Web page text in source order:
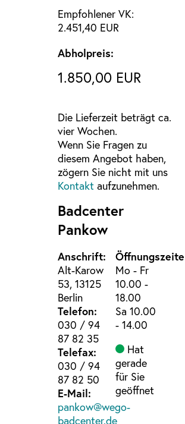
Empfohlener VK:
2.451,40 EUR
Abholpreis:
1.850,00 EUR
Die Lieferzeit beträgt ca.
vier Wochen.
Wenn Sie Fragen zu
diesem Angebot haben,
zögern Sie nicht mit uns
Kontakt aufzunehmen.
Badcenter
Pankow
Anschrift:
Alt-Karow
53, 13125
Berlin
Telefon:
030 / 94
87 82 35
Telefax:
030 / 94
87 82 50
E-Mail:
pankow@wego-
badcenter.de
Mo - Fr
10.00 -
18.00
Sa 10.00
- 14.00
Hat
gerade
für Sie
geöffnet